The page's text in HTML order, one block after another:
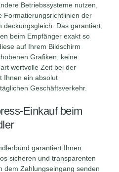
Betriebssysteme nutzen,
Formatierungsrichtlinien der
Das garantiert,
beim Empfänger exakt so
auf Ihrem Bildschirm
Grafiken, keine
wertvolle Zeit bei der
Ihnen ein absolut
Geschäftsverkehr.
Einkauf beim
garantiert Ihnen
sicheren und transparenten
dem Zahlungseingang senden